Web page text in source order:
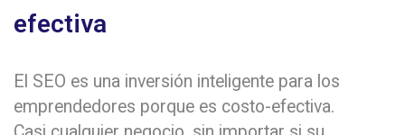
efectiva
El SEO es una inversión inteligente para los
emprendedores porque es costo-efectiva.